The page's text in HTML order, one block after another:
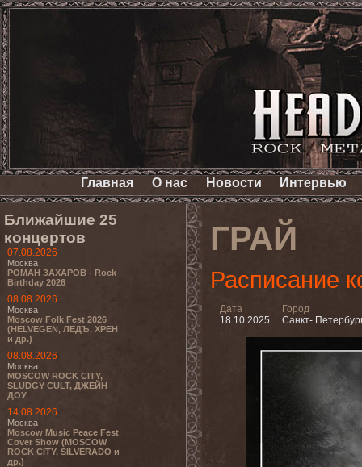
Главная О нас Новости Интервью
Ближайшие 25
концертов
07.08.2026
Москва
РОМАН ЗАХАРОВ - Rock
Birthday 2026
08.08.2026
Москва
Moscow Folk Fest 2026
(HELVEGEN, ЛЕДЪ, ХРЕН
и др.)
08.08.2026
Москва
MOSCOW ROCK CITY,
SLUDGY CULT, ДЖЕЙН
ДОУ
14.08.2026
Москва
Moscow Music Peace Fest
Cover Show (MOSCOW
ROCK CITY, SILVERADO и
др.)
ГРАЙ
Расписание
Дата
18.10.2025
Город
Санкт-